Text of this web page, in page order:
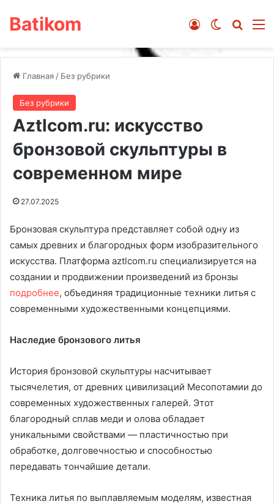
Batikom Switch skin
Войти
Главная / Без рубрики
Без рубрики
Aztlcom.ru: искусство
бронзовой скульптуры в
современном мире
27.07.2025
Бронзовая скульптура представляет собой одну из
самых древних и благородных форм изобразительного
искусства. Платформа aztlcom.ru специализируется на
создании и продвижении произведений из бронзы
подробнее, объединяя традиционные техники литья с
современными художественными концепциями.
Наследие бронзового литья
История бронзовой скульптуры насчитывает
тысячелетия, от древних цивилизаций Месопотамии до
современных художественных галерей. Этот
благородный сплав меди и олова обладает
уникальными свойствами — пластичностью при
обработке, долговечностью и способностью
передавать тончайшие детали.
Техника литья по выплавляемым моделям, известная